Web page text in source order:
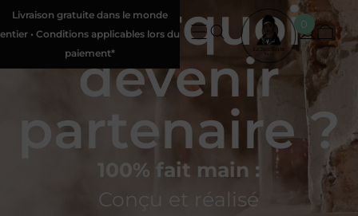
Livraison gratuite dans le monde
entier • Conditions applicables lors du
paiement*
0
Pourquoi
devenir
partenaire ?
100% fait main :
Conçu et réalisé